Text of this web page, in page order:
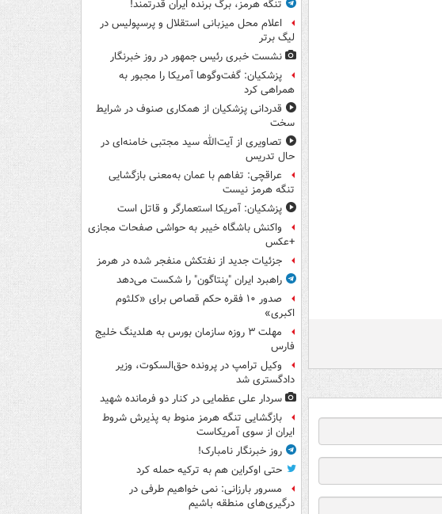
تنگه هرمز، برگ برنده ایران قدرتمند!
اعلام محل میزبانی استقلال و پرسپولیس در
لیگ برتر
نشست خبری رئیس جمهور در روز خبرنگار
پزشکیان: گفت‌وگوها آمریکا را مجبور به
همراهی کرد
قدردانی پزشکیان از همکاری صنوف در شرایط
سخت
تصاویری از آیت‌الله سید مجتبی خامنه‌ای در
حال تدریس
عراقچی: تفاهم با عمان به‌معنی بازگشایی
تنگه هرمز نیست
پزشکیان: آمریکا استعمارگر و قاتل است
واکنش باشگاه خیبر به حواشی صفحات مجازی
+عکس
جزئیات جدید از نفتکش منفجر شده در هرمز
راهبرد ایران "پنتاگون" را شکست می‌دهد
صدور ۱۰ فقره حکم قصاص برای «کلثوم
اکبری»
مهلت ۳ روزه سازمان بورس به هلدینگ خلیج
فارس
وکیل ترامپ در پرونده حق‌السکوت، وزیر
دادگستری شد
سردار علی عظمایی در کنار دو فرمانده شهید
بازگشایی تنگه هرمز منوط به پذیرش شروط
ایران از سوی آمریکاست
روز خبرنگار نامبارک!
حتی اوکراین هم به ترکیه حمله کرد
مسرور بارزانی: نمی خواهیم طرفی در
درگیری‌های منطقه باشیم